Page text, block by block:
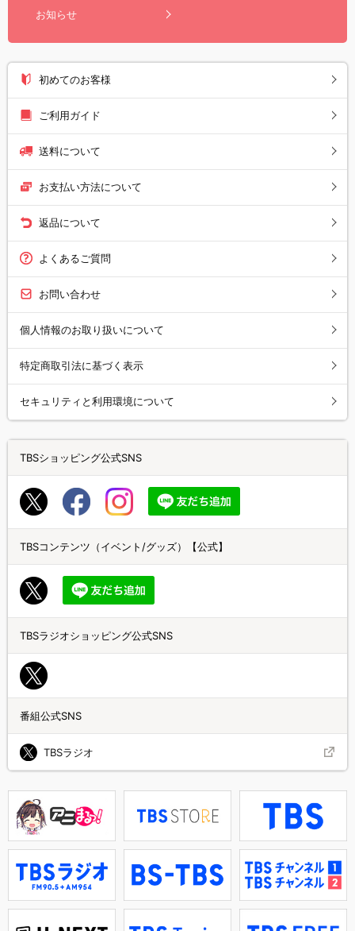
お知らせ
初めてのお客様
ご利用ガイド
送料について
お支払い方法について
返品について
よくあるご質問
お問い合わせ
個人情報のお取り扱いについて
特定商取引法に基づく表示
セキュリティと利用環境について
TBSショッピング公式SNS
TBSコンテンツ（イベント/グッズ）【公式】
TBSラジオショッピング公式SNS
番組公式SNS
TBSラジオ